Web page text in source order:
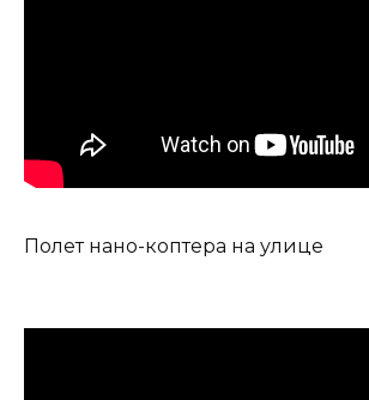
Полет нано-коптера на улице